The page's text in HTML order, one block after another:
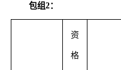
包组2：
资
格